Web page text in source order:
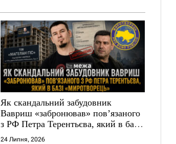
Як скандальний забудовник
Вавриш «забронював» повʼязаного
з РФ Петра Терентьєва, який в базі
«Миротворець»
24 Липня, 2026